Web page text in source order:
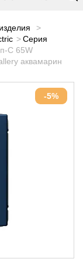
Серия
С 65W
аквамарин
-5%